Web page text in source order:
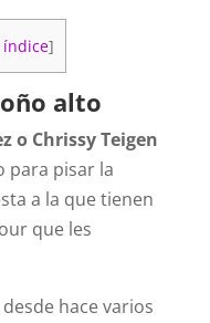
]
alto
o Chrissy Teigen
para pisar la
a la que tienen
que les
hace varios